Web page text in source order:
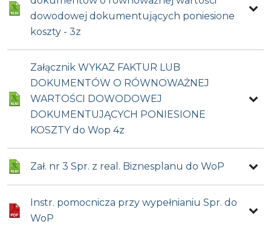
dowodowej dokumentujących poniesione
koszty - 3z
Załącznik WYKAZ FAKTUR LUB
DOKUMENTÓW O RÓWNOWAŻNEJ
WARTOŚCI DOWODOWEJ
DOKUMENTUJĄCYCH PONIESIONE
KOSZTY do Wop 4z
Zał. nr 3 Spr. z real. Biznesplanu do WoP
Instr. pomocnicza przy wypełnianiu Spr. do
WoP